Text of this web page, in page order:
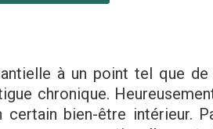
à un point tel que
chronique.
bien-être intérieur.